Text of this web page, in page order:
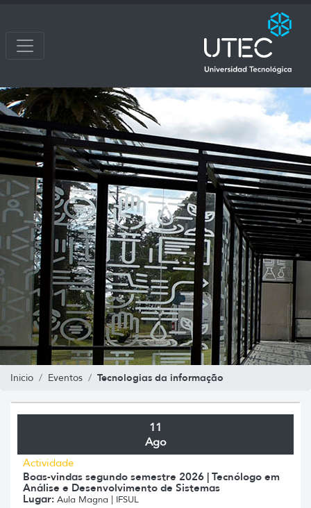
Inicio Eventos Tecnologias da informação
11
Ago
Actividade
Boas-vindas segundo semestre 2026 | Tecnólogo em
Análise e Desenvolvimento de Sistemas
Lugar: Aula Magna | IFSUL